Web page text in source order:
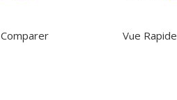
Comparer Vue Rapide